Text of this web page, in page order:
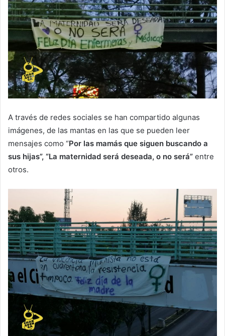
A través de redes sociales se han compartido algunas
imágenes, de las mantas en las que se pueden leer
mensajes como “Por las mamás que siguen buscando a
sus hijas”, “La maternidad será deseada, o no será” entre
otros.